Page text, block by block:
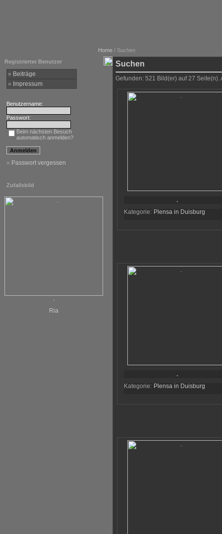
Home / Suchen
Registrierter Benutzer
» Beiträge
»
Impressum
Benutzername:
Passwort:
Beim nächsten Besuch
automatisch anmelden?
» Passwort vergessen
Zufallsbild
.
Ria
Suchen
Gefunden: 521 Bild(er) auf 27 Seite(n).
.
Kategorie: Plensa in Duisburg
.
Kategorie: Plensa in Duisburg